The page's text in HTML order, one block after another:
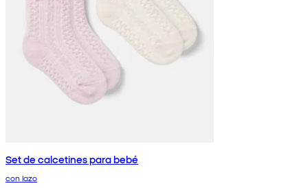
Set de calcetines para bebé
con lazo